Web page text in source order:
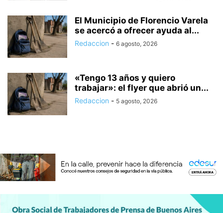
El Municipio de Florencio Varela
se acercó a ofrecer ayuda al...
Redaccion - 6 agosto, 2026
«Tengo 13 años y quiero
trabajar»: el flyer que abrió un...
Redaccion - 5 agosto, 2026